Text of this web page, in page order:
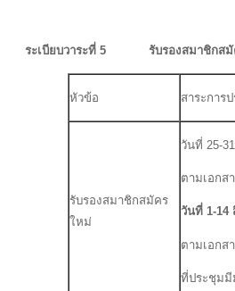
ระเบียบวาระที่ 5 รับรองสมาชิกสมั
หัวข้อ สาระการ
รับรองสมาชิกสมัคร
ใหม่
วันที่ 25-
ตามเอกส
วันที่ 1-
ตามเอกส
ที่ประชุมมี